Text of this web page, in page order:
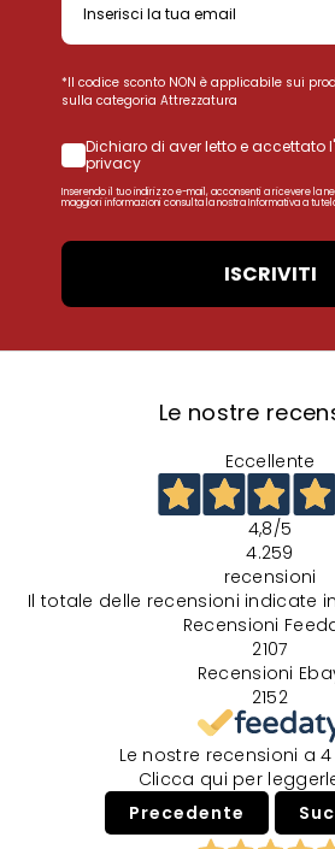
*Il codice sconto NON è applicabile sui
sulla categoria Attrezzatura
Dichiaro di aver letto e accettato
privacy
Inserendo il tuo indirizzo e-mail, acconsenti a ricevere la
maggiori informazioni consulta la nostra Informativa a
ISCRIVITI
Le nostre
Eccellente
4,8/5
4.259
recensioni
Il totale delle recensioni indicate
Recensioni
2107
Recensioni
2152
Le nostre recensioni a
Clicca qui per
Precedente